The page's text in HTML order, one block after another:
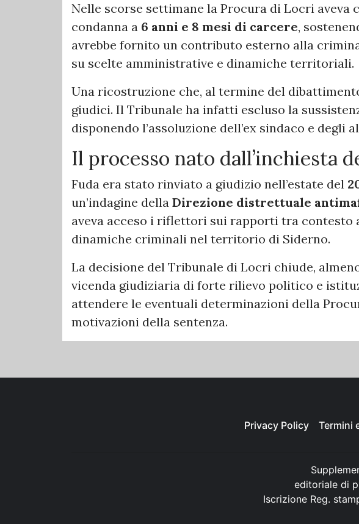
Nelle scorse settimane la Procura di Locri aveva
condanna a 6 anni e 8 mesi di carcere,
avrebbe fornito un contributo esterno alla
su scelte amministrative e dinamiche territoriali.
Una ricostruzione che, al termine del
giudici. Il Tribunale ha infatti escluso la
disponendo l’assoluzione dell’ex sindaco e degli
Il processo nato dall’inchiesta
Fuda era stato rinviato a giudizio nell’estate del
un’indagine della Direzione distrettuale
aveva acceso i riflettori sui rapporti tra contesto
dinamiche criminali nel territorio di Siderno.
La decisione del Tribunale di Locri chiude,
vicenda giudiziaria di forte rilievo politico e
attendere le eventuali determinazioni della
motivazioni della sentenza.
Privacy Policy Termini
editoriale di
Iscrizione Reg.